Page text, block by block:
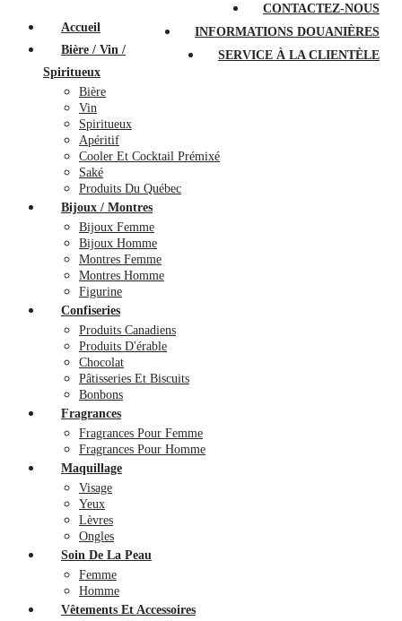
CONTACTEZ-NOUS
INFORMATIONS DOUANIÈRES
SERVICE À LA CLIENTÈLE
Accueil
Bière / Vin /
Spiritueux
Bière
Vin
Spiritueux
Apéritif
Cooler Et Cocktail Prémixé
Saké
Produits Du Québec
Bijoux / Montres
Bijoux Femme
Bijoux Homme
Montres Femme
Montres Homme
Figurine
Confiseries
Produits Canadiens
Produits D'érable
Chocolat
Pâtisseries Et Biscuits
Bonbons
Fragrances
Fragrances Pour Femme
Fragrances Pour Homme
Maquillage
Visage
Yeux
Lèvres
Ongles
Soin De La Peau
Femme
Homme
Vêtements Et Accessoires